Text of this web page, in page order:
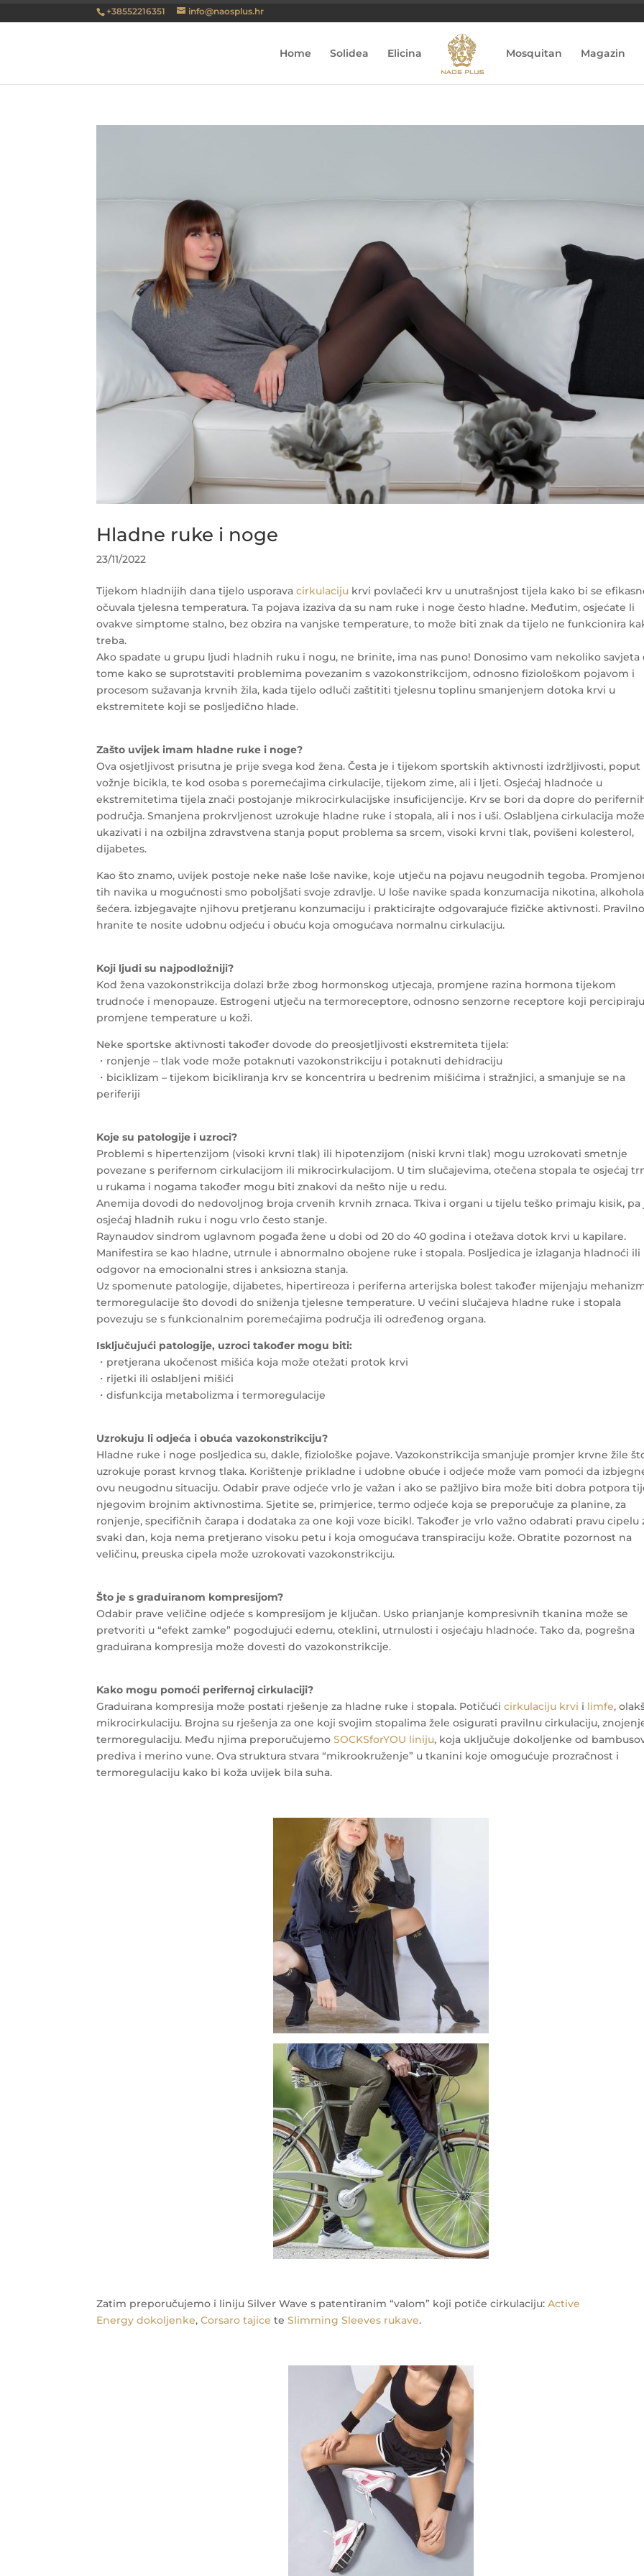
+38552216351 info@naosplus.hr
Home Solidea Elicina Mosquitan Magazin
Hladne ruke i noge
23/11/2022
Tijekom hladnijih dana tijelo usporavacirkulaciju krvi povlačeći krv u unutrašnjost tijela kako bi se
očuvala tjelesna temperatura. Ta pojava izaziva da su nam ruke i noge često hladne. Međutim, osjećate li
ovakve simptome stalno, bez obzira na vanjske temperature, to može biti znak da tijelo ne funkcionira
treba.
Ako spadate u grupu ljudi hladnih ruku i nogu, ne brinite, ima nas puno! Donosimo vam nekoliko savjeta
tome kako se suprotstaviti problemima povezanim s vazokonstrikcijom, odnosno fiziološkom pojavom i
procesom sužavanja krvnih žila, kada tijelo odluči zaštititi tjelesnu toplinu smanjenjem dotoka krvi u
ekstremitete koji se posljedično hlade.
Zašto uvijek imam hladne ruke i noge?
Ova osjetljivost prisutna je prije svega kod žena. Česta je i tijekom sportskih aktivnosti izdržljivosti, poput
vožnje bicikla, te kod osoba s poremećajima cirkulacije, tijekom zime, ali i ljeti. Osjećaj hladnoće u
ekstremitetima tijela znači postojanje mikrocirkulacijske insuficijencije. Krv se bori da dopre do
područja. Smanjena prokrvljenost uzrokuje hladne ruke i stopala, ali i nos i uši. Oslabljena cirkulacija može
ukazivati i na ozbiljna zdravstvena stanja poput problema sa srcem, visoki krvni tlak, povišeni kolesterol,
dijabetes.
Kao što znamo, uvijek postoje neke naše loše navike, koje utječu na pojavu neugodnih tegoba.
tih navika u mogućnosti smo poboljšati svoje zdravlje. U loše navike spada konzumacija nikotina,
šećera. izbjegavajte njihovu pretjeranu konzumaciju i prakticirajte odgovarajuće fizičke aktivnosti.
hranite te nosite udobnu odjeću i obuću koja omogućava normalnu cirkulaciju.
Koji ljudi su najpodložniji?
Kod žena vazokonstrikcija dolazi brže zbog hormonskog utjecaja, promjene razina hormona tijekom
trudnoće i menopauze. Estrogeni utječu na termoreceptore, odnosno senzorne receptore koji percipiraju
promjene temperature u koži.
Neke sportske aktivnosti također dovode do preosjetljivosti ekstremiteta tijela:
・ronjenje – tlak vode može potaknuti vazokonstrikciju i potaknuti dehidraciju
・biciklizam – tijekom bicikliranja krv se koncentrira u bedrenim mišićima i stražnjici, a smanjuje se na
periferiji
Koje su patologije i uzroci?
Problemi s hipertenzijom (visoki krvni tlak) ili hipotenzijom (niski krvni tlak) mogu uzrokovati smetnje
povezane s perifernom cirkulacijom ili mikrocirkulacijom. U tim slučajevima, otečena stopala te osjećaj
u rukama i nogama također mogu biti znakovi da nešto nije u redu.
Anemija dovodi do nedovoljnog broja crvenih krvnih zrnaca. Tkiva i organi u tijelu teško primaju kisik, pa
osjećaj hladnih ruku i nogu vrlo često stanje.
Raynaudov sindrom uglavnom pogađa žene u dobi od 20 do 40 godina i otežava dotok krvi u kapilare.
Manifestira se kao hladne, utrnule i abnormalno obojene ruke i stopala. Posljedica je izlaganja hladnoći ili
odgovor na emocionalni stres i anksiozna stanja.
Uz spomenute patologije, dijabetes, hipertireoza i periferna arterijska bolest također mijenjaju
termoregulacije što dovodi do sniženja tjelesne temperature. U većini slučajeva hladne ruke i stopala
povezuju se s funkcionalnim poremećajima područja ili određenog organa.
Isključujući patologije, uzroci također mogu biti:
・pretjerana ukočenost mišića koja može otežati protok krvi
・rijetki ili oslabljeni mišići
・disfunkcija metabolizma i termoregulacije
Uzrokuju li odjeća i obuća vazokonstrikciju?
Hladne ruke i noge posljedica su, dakle, fiziološke pojave. Vazokonstrikcija smanjuje promjer krvne žile
uzrokuje porast krvnog tlaka. Korištenje prikladne i udobne obuće i odjeće može vam pomoći da
ovu neugodnu situaciju. Odabir prave odjeće vrlo je važan i ako se pažljivo bira može biti dobra potpora
njegovim brojnim aktivnostima. Sjetite se, primjerice, termo odjeće koja se preporučuje za planine, za
ronjenje, specifičnih čarapa i dodataka za one koji voze bicikl. Također je vrlo važno odabrati pravu cipelu
svaki dan, koja nema pretjerano visoku petu i koja omogućava transpiraciju kože. Obratite pozornost na
veličinu, preuska cipela može uzrokovati vazokonstrikciju.
Što je s graduiranom kompresijom?
Odabir prave veličine odjeće s kompresijom je ključan. Usko prianjanje kompresivnih tkanina može se
pretvoriti u “efekt zamke” pogodujući edemu, oteklini, utrnulosti i osjećaju hladnoće. Tako da, pogrešna
graduirana kompresija može dovesti do vazokonstrikcije.
Kako mogu pomoći perifernoj cirkulaciji?
Graduirana kompresija može postati rješenje za hladne ruke i stopala. Potičućicirkulaciju krvi i limfe,
mikrocirkulaciju. Brojna su rješenja za one koji svojim stopalima žele osigurati pravilnu cirkulaciju,
termoregulaciju. Među njima preporučujemoSOCKSforYOU liniju, koja uključuje dokoljenke od
prediva i merino vune. Ova struktura stvara “mikrookruženje” u tkanini koje omogućuje prozračnost i
termoregulaciju kako bi koža uvijek bila suha.
Zatim preporučujemo i liniju Silver Wave s patentiranim “valom” koji potiče cirkulaciju:Active
Energy dokoljenke,Corsaro tajice teSlimming Sleeves rukave.